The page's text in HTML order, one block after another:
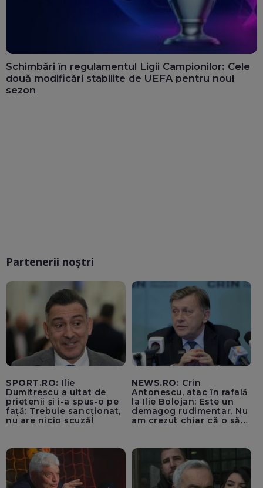
Schimbări în regulamentul Ligii Campionilor: Cele
două modificări stabilite de UEFA pentru noul
sezon
Partenerii noștri
SPORT.RO: Ilie
Dumitrescu a uitat de
prietenii și i-a spus-o pe
față: Trebuie sancționat,
nu are nicio scuză!
NEWS.RO: Crin
Antonescu, atac în rafală
la Ilie Bolojan: Este un
demagog rudimentar. Nu
am crezut chiar că o să
Sighiartău, primarul de la
Reșița și Florin Roman